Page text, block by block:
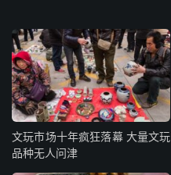
文玩市场十年疯狂落幕 大量文玩
品种无人问津